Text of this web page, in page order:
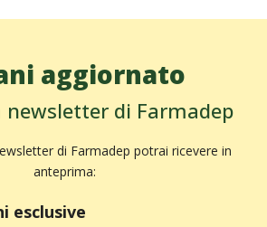
aggiornato
newsletter di Farmadep
di Farmadep potrai ricevere in
anteprima:
esclusive